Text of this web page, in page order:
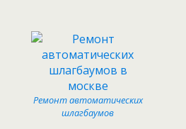
Ремонт автоматических
шлагбаумов